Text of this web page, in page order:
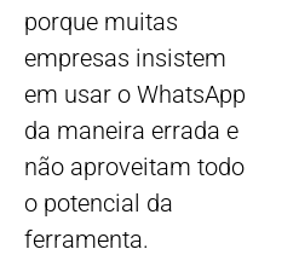
porque muitas
empresas insistem
em usar o WhatsApp
da maneira errada e
não aproveitam todo
o potencial da
ferramenta.